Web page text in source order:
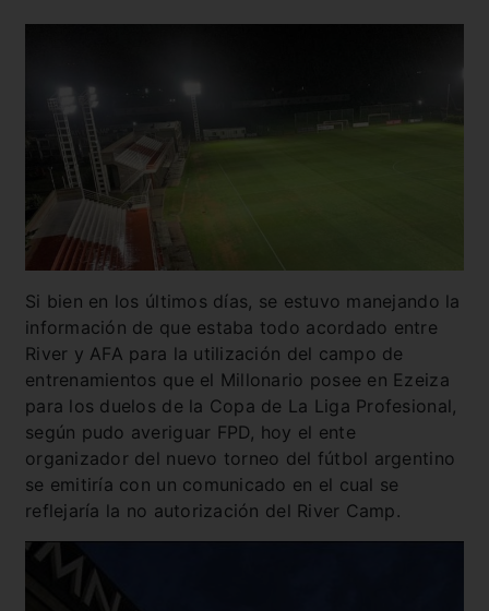
Si bien en los últimos días, se estuvo manejando la
información de que estaba todo acordado entre
River y AFA para la utilización del campo de
entrenamientos que el Millonario posee en Ezeiza
para los duelos de la Copa de La Liga Profesional,
según pudo averiguar FPD, hoy el ente
organizador del nuevo torneo del fútbol argentino
se emitiría con un comunicado en el cual se
reflejaría la no autorización del River Camp.